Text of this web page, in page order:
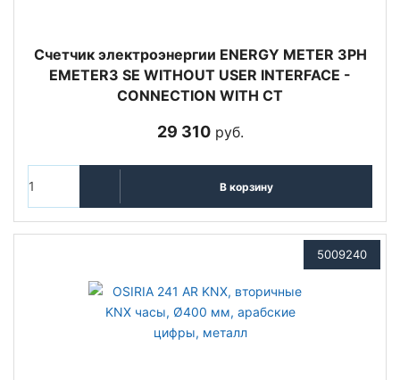
Счетчик электроэнергии ENERGY METER 3PH
EMETER3 SE WITHOUT USER INTERFACE -
CONNECTION WITH CT
29 310руб.
В корзину
5009240